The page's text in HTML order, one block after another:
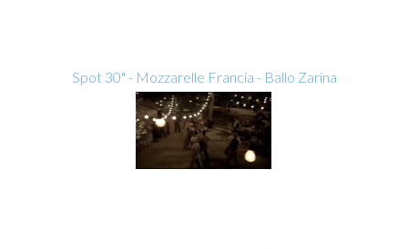
Spot 30" - Mozzarelle Francia - Ballo Zarina